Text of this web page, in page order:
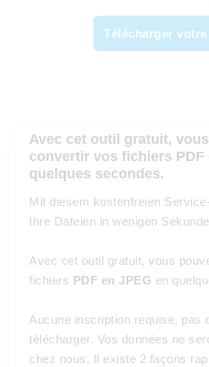
Télécharger
Avec cet outil gratuit,
convertir vos fichiers PDF
quelques secondes.
Mit diesem kostenfreien
Ihre Dateien in wenigen
Avec cet outil gratuit, vous
fichiers PDF en JPEG en
Aucune inscription requise, pas
télécharger. Vos données ne
chez nous. Il existe 2 façons